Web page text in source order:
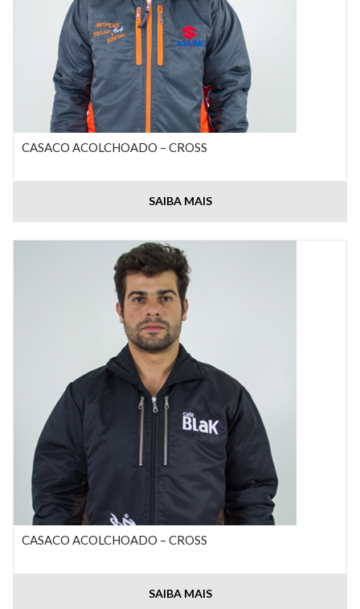
CASACO ACOLCHOADO – CROSS
SAIBA MAIS
CASACO ACOLCHOADO – CROSS
SAIBA MAIS